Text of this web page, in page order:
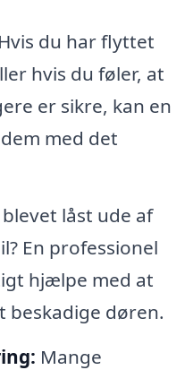
Hvis du har flyttet
hvis du føler, at
er sikre, kan en
med det
blevet låst ude af
En professionel
hjælpe med at
beskadige døren.
Mange